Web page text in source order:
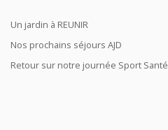
Un jardin à REUNIR
Nos prochains séjours AJD
Retour sur notre journée Sport Santé